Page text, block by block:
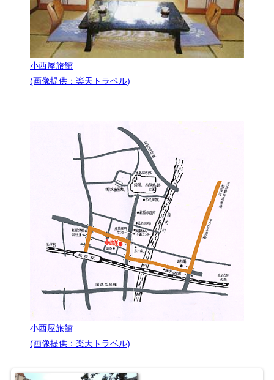
小西屋旅館
(画像提供：楽天トラベル)
小西屋旅館
(画像提供：楽天トラベル)